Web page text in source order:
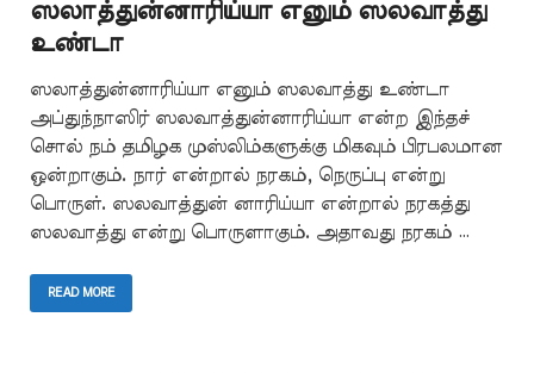
ஸலாத்துன்னாரிய்யா எனும் ஸலவாத்து
உண்டா
ஸலாத்துன்னாரிய்யா எனும் ஸலவாத்து உண்டா
அப்துந்நாஸிர் ஸலவாத்துன்னாரிய்யா என்ற இந்தச்
சொல் நம் தமிழக முஸ்லிம்களுக்கு மிகவும் பிரபலமான
ஒன்றாகும். நார் என்றால் நரகம், நெருப்பு என்று
பொருள். ஸலவாத்துன் னாரிய்யா என்றால் நரகத்து
ஸலவாத்து என்று பொருளாகும். அதாவது நரகம் …
READ MORE